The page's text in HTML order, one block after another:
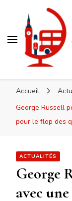
Accueil
George Russell
pour le flop des
ACTUALITÉS
George
avec